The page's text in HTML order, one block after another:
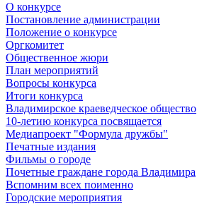
О конкурсе
Постановление администрации
Положение о конкурсе
Оргкомитет
Общественное жюри
План мероприятий
Вопросы конкурса
Итоги конкурса
Владимирское краеведческое общество
10-летию конкурса посвящается
Медиапроект "Формула дружбы"
Печатные издания
Фильмы о городе
Почетные граждане города Владимира
Вспомним всех поименно
Городские мероприятия